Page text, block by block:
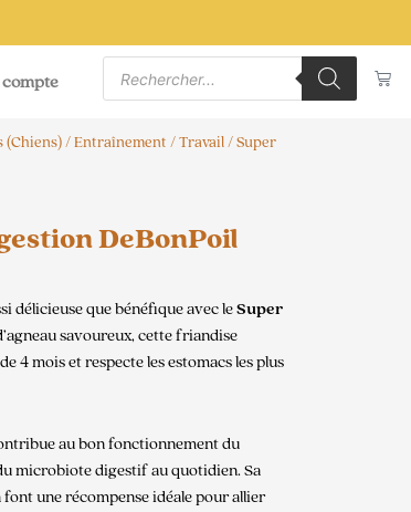
Recherche
produits
(Chiens)/Entraînement / Travail/ Super
DeBonPoil
délicieuse que bénéfique avec leSuper
savoureux, cette friandise
4 mois et respecte les estomacs les plus
au bon fonctionnement du
microbiote digestif au quotidien. Sa
une récompense idéale pour allier